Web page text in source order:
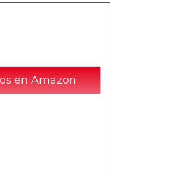
en Amazon